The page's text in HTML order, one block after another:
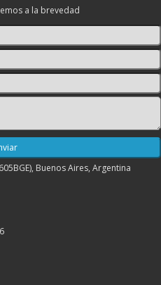
a la brevedad
Buenos Aires, Argentina